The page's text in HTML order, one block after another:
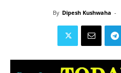
By Dipesh Kushwaha -